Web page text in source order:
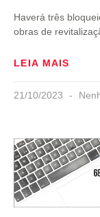
Haverá três
obras de
LEIA MAIS
21/10/2023